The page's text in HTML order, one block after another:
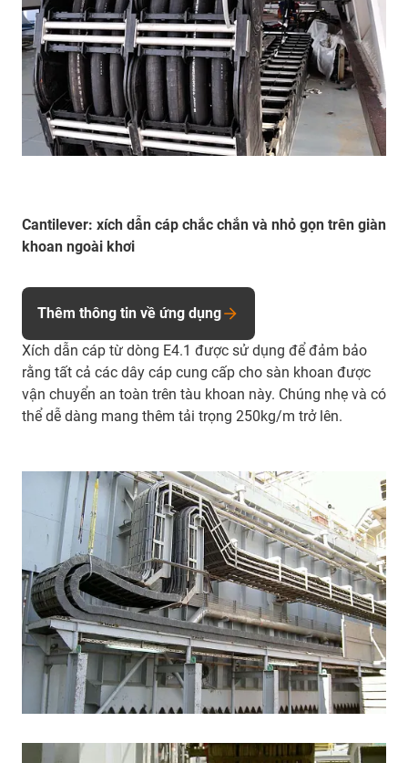
Cantilever: xích dẫn cáp chắc chắn và nhỏ gọn trên giàn
khoan ngoài khơi
Xích dẫn cáp từ dòng E4.1 được sử dụng để đảm bảo
rằng tất cả các dây cáp cung cấp cho sàn khoan được
vận chuyển an toàn trên tàu khoan này. Chúng nhẹ và có
thể dễ dàng mang thêm tải trọng 250kg/m trở lên.
Thêm thông tin về ứng dụng